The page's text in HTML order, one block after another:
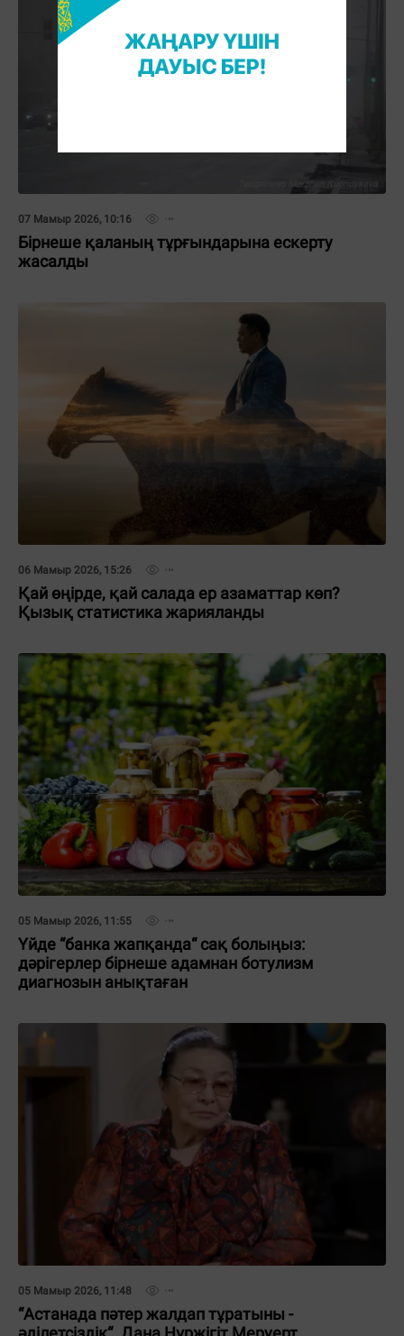
07 Мамыр 2026, 10:16
Бірнеше қаланың тұрғындарына ескерту
жасалды
06 Мамыр 2026, 15:26
Қай өңірде, қай салада ер азаматтар көп?
Қызық статистика жарияланды
05 Мамыр 2026, 11:55
Үйде “банка жапқанда“ сақ болыңыз:
дәрігерлер бірнеше адамнан ботулизм
диагнозын анықтаған
05 Мамыр 2026, 11:48
“Астанада пәтер жалдап тұратыны -